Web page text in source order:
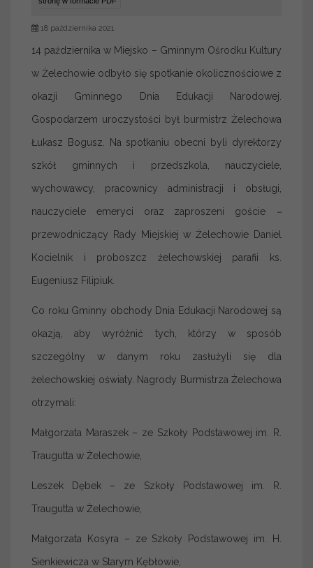
18 października 2021
14 października w Miejsko – Gminnym Ośrodku Kultury
w Żelechowie odbyło się spotkanie okolicznościowe z
okazji Gminnego Dnia Edukacji Narodowej.
Gospodarzem uroczystości był burmistrz Żelechowa
Łukasz Bogusz. Na spotkaniu obecni byli dyrektorzy
szkół gminnych i przedszkola, nauczyciele,
wychowawcy, pracownicy administracji i obsługi,
nauczyciele emeryci oraz zaproszeni goście –
przewodniczący Rady Miejskiej w Żelechowie Daniel
Kocielnik i proboszcz żelechowskiej parafii ks.
Eugeniusz Filipiuk.
Co roku Gminny obchody Dnia Edukacji Narodowej są
okazją, aby wyróżnić tych, którzy w sposób
szczególny w danym roku zasłużyli się dla
żelechowskiej oświaty. Nagrody Burmistrza Żelechowa
otrzymali:
Małgorzata Maraszek – ze Szkoły Podstawowej im. R.
Traugutta w Żelechowie,
Leszek Dębek – ze Szkoły Podstawowej im. R.
Traugutta w Żelechowie,
Małgorzata Kosyra – ze Szkoły Podstawowej im. H.
Sienkiewicza w Starym Kębłowie,